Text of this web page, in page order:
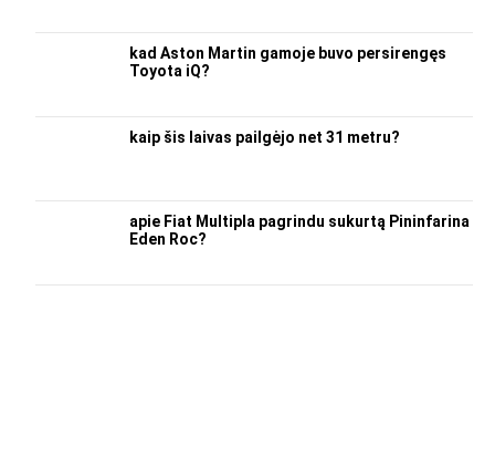
kad Aston Martin gamoje buvo persirengęs
Toyota iQ?
kaip šis laivas pailgėjo net 31 metru?
apie Fiat Multipla pagrindu sukurtą Pininfarina
Eden Roc?